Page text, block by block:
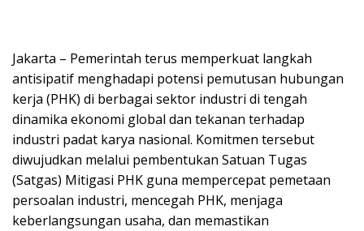
Jakarta – Pemerintah terus memperkuat langkah
antisipatif menghadapi potensi pemutusan hubungan
kerja (PHK) di berbagai sektor industri di tengah
dinamika ekonomi global dan tekanan terhadap
industri padat karya nasional. Komitmen tersebut
diwujudkan melalui pembentukan Satuan Tugas
(Satgas) Mitigasi PHK guna mempercepat pemetaan
persoalan industri, mencegah PHK, menjaga
keberlangsungan usaha, dan memastikan